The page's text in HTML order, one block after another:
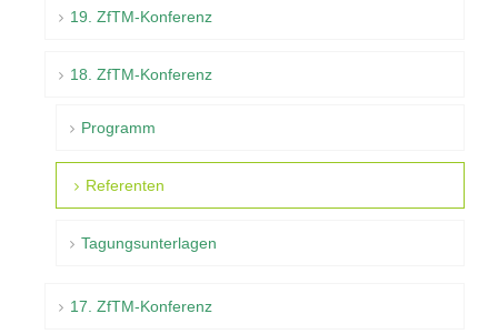
19. ZfTM-Konferenz
18. ZfTM-Konferenz
Programm
Referenten
Tagungsunterlagen
17. ZfTM-Konferenz